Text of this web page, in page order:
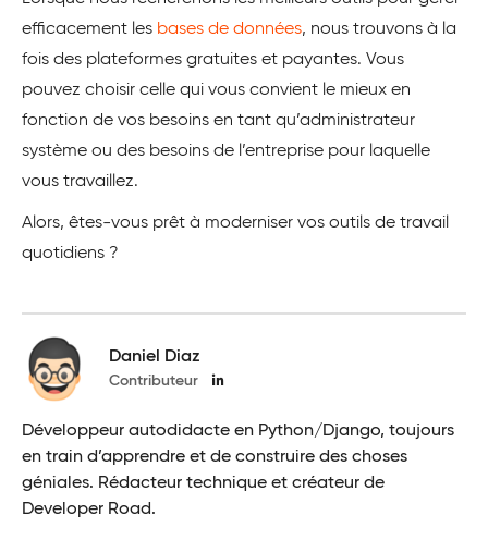
efficacement les bases de données, nous trouvons à la
fois des plateformes gratuites et payantes. Vous
pouvez choisir celle qui vous convient le mieux en
fonction de vos besoins en tant qu’administrateur
système ou des besoins de l’entreprise pour laquelle
vous travaillez.
Alors, êtes-vous prêt à moderniser vos outils de travail
quotidiens ?
Daniel Diaz
Contributeur
Développeur autodidacte en Python/Django, toujours
en train d’apprendre et de construire des choses
géniales. Rédacteur technique et créateur de
Developer Road.